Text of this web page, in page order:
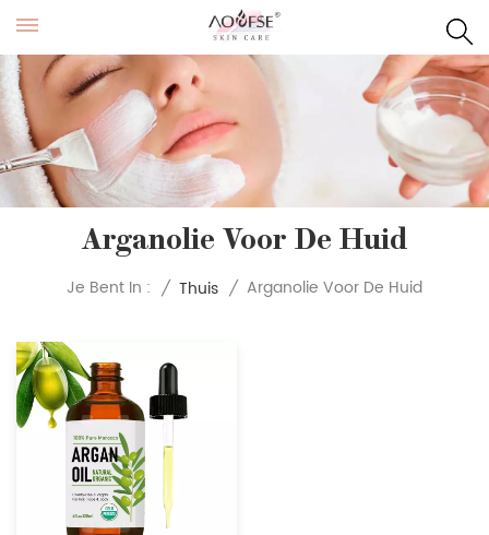
Arganolie Voor De Huid
Je Bent In : / Thuis / Arganolie Voor De Huid